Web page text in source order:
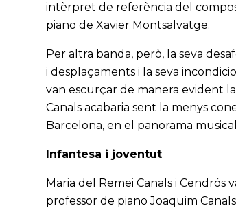
intèrpret de referència del
piano de Xavier Montsalvatge.
Per altra banda, però, la seva
i desplaçaments i la seva
van escurçar de manera evident
Canals acabaria sent la menys
Barcelona, en el panorama
Infantesa i joventut
Maria del Remei Canals i Cendrós
professor de piano Joaquim